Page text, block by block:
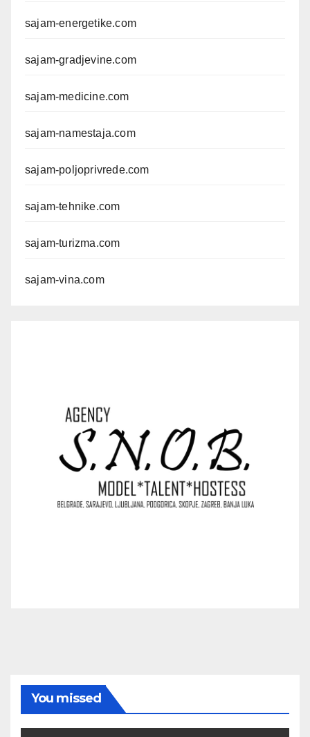
sajam-energetike.com
sajam-gradjevine.com
sajam-medicine.com
sajam-namestaja.com
sajam-poljoprivrede.com
sajam-tehnike.com
sajam-turizma.com
sajam-vina.com
You missed